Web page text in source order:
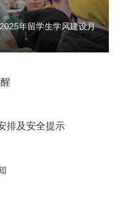
年留学生学风建设月
排及安全提示